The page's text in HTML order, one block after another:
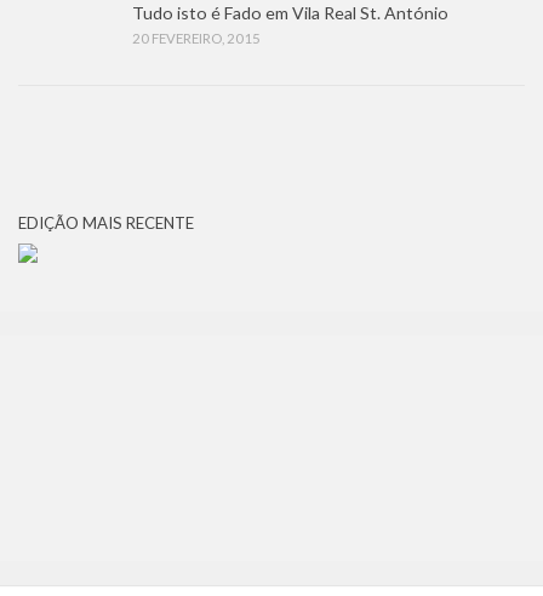
Tudo isto é Fado em Vila Real St. António
20 FEVEREIRO, 2015
EDIÇÃO MAIS RECENTE